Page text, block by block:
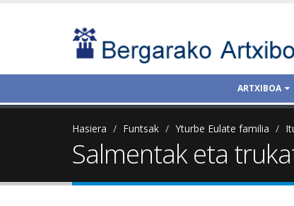
ARTXIBOA
Hasiera Funtsak Yturbe Eulate familia
Salmentak eta